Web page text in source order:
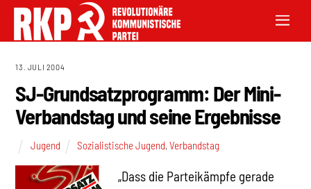
13. JULI 2004
SJ-Grundsatzprogramm: Der Mini-
Verbandstag und seine Ergebnisse
Jugend Sozialistische Jugend,Verbandstag
„Dass die Parteikämpfe gerade